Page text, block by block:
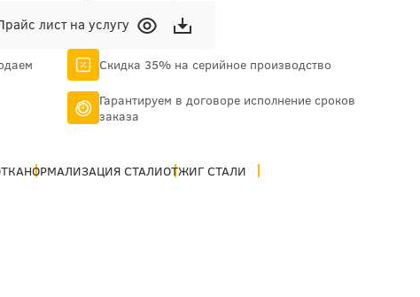
лист на услугу
Скидка 35% на серийное производство
Гарантируем в договоре исполнение сроков
заказа
НОРМАЛИЗАЦИЯ СТАЛИОТЖИГ СТАЛИ